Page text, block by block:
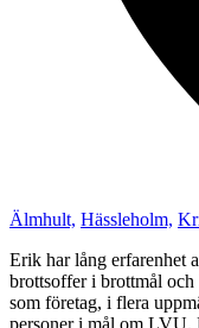
Älmhult, Hässleholm,
Erik har lång erfarenhet
brottsoffer i brottmål och
som företag, i flera
personer i mål om LVU.